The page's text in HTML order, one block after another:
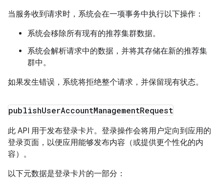
当服务收到请求时，系统会在一项事务中执行以下操作：
系统会移除所有现有的推荐集群数据。
系统会解析请求中的数据，并将其存储在新的推荐集
群中。
如果发生错误，系统将拒绝整个请求，并保留现有状态。
publishUserAccountManagementRequest
此 API 用于发布登录卡片。登录操作会将用户定向到应用的
登录页面，以便应用能够发布内容（或提供更个性化的内
容）。
以下元数据是登录卡片的一部分：